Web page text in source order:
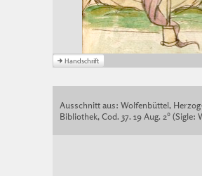
Ausschnitt aus: Wolfenbüttel,
Bibliothek, Cod. 37. 19 Aug. 2° (Sigle: